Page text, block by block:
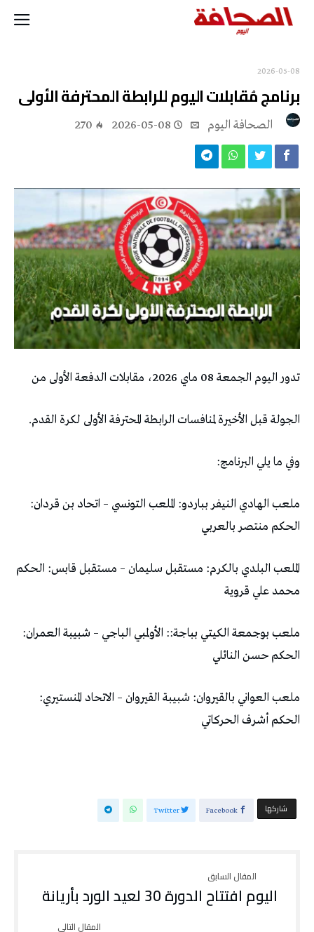
2026-05-08
برنامج مُقابلات اليوم للرابطة المحترفة الأولى
2026-05-08
270
تدور اليوم الجمعة 08 ماي 2026، مقابلات الدفعة الأولى من
الجولة قبل الأخيرة لمنافسات الرابطة المحترفة الأولى لكرة القدم.
وفي ما يلي البرنامج:
ملعب الهادي النيفر بباردو: الملعب التونسي – اتحاد بن قردان:
الحكم منتصر بالعربي
الملعب البلدي بالكرم: مستقبل سليمان – مستقبل قابس: الحكم
محمد علي قروية
ملعب بوجمعة الكيتي بباجة:: الأولمبي الباجي – شبيبة العمران:
الحكم حسن النائلي
ملعب العواني بالقيروان: شبيبة القيروان – الاتحاد المنستيري:
الحكم أشرف الحركاتي
‫‫ شاركها‬ Facebook
Twitter
اليوم افتتاح الدورة 30 لعيد الورد بأريانة